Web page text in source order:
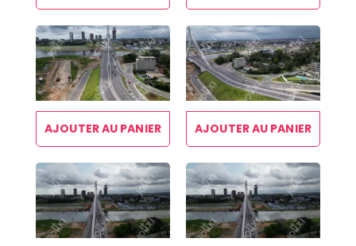
AJOUTER AU PANIER AJOUTER AU PANIER